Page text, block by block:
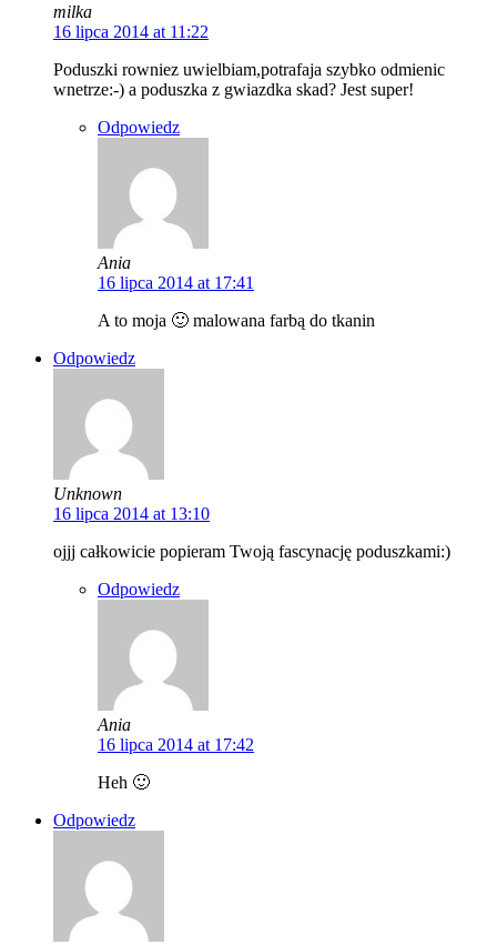
milka
16 lipca 2014 at 11:22
Poduszki rowniez uwielbiam,potrafaja szybko odmienic
wnetrze:-) a poduszka z gwiazdka skad? Jest super!
Odpowiedz
Ania
16 lipca 2014 at 17:41
A to moja 🙂 malowana farbą do tkanin
Odpowiedz
Unknown
16 lipca 2014 at 13:10
ojjj całkowicie popieram Twoją fascynację poduszkami:)
Odpowiedz
Ania
16 lipca 2014 at 17:42
Heh 🙂
Odpowiedz